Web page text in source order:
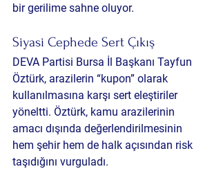
bir gerilime sahne oluyor.
Siyasi Cephede Sert Çıkış
DEVA Partisi Bursa İl Başkanı Tayfun
Öztürk, arazilerin “kupon” olarak
kullanılmasına karşı sert eleştiriler
yöneltti. Öztürk, kamu arazilerinin
amacı dışında değerlendirilmesinin
hem şehir hem de halk açısından risk
taşıdığını vurguladı.